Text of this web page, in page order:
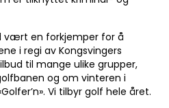
vært en forkjemper for å
i regi av Kongsvingers
til mange ulike grupper,
og om vinteren i
Vi tilbyr golf hele året.